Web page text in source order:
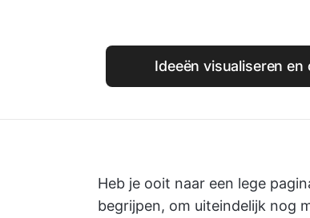
Ideeën visualiseren
Heb je ooit naar een lege
begrijpen, om uiteindelijk nog